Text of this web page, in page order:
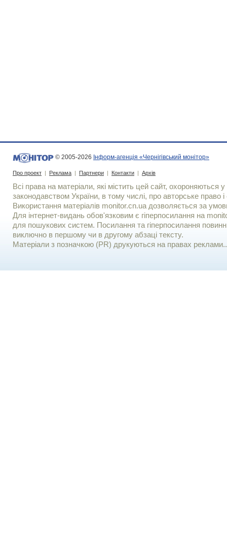
© 2005-2026 Інформ-агенція «Чернігівський монітор»
Про проект | Реклама | Партнери | Контакти | Архів
Всі права на матеріали, які містить цей сайт, охороняються у
законодавством України, в тому числі, про авторське право і
Використання матерiалiв monitor.cn.ua дозволяється за
Для iнтернет-видань обов'язковим є гiперпосилання на
для пошукових систем. Посилання та гіперпосилання
виключно в першому чи в другому абзаці тексту.
Матеріали з позначкою (PR) друкуються на правах реклами..